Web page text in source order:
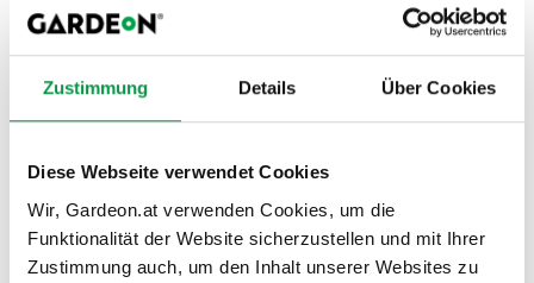
Zustimmung Details Über Cookies
Diese Webseite verwendet Cookies
Wir, Gardeon.at verwenden Cookies, um die
Funktionalität der Website sicherzustellen und mit Ihrer
Zustimmung auch, um den Inhalt unserer Websites zu
als 25m2 ist, benötigen Sie eine Baugenehmigung.
Nach Einholung der erforderlichen Genehmigungen
kann mit der Montage der Garage endlich begonnen
Lieferung und Montage
Wir liefern die Garage in der Regel innerhalb von 10 bis
14 Wochen ab verbindlicher Bestellung (dieser
Zeitraum kann sich witterungsbedingt ändern). Nach